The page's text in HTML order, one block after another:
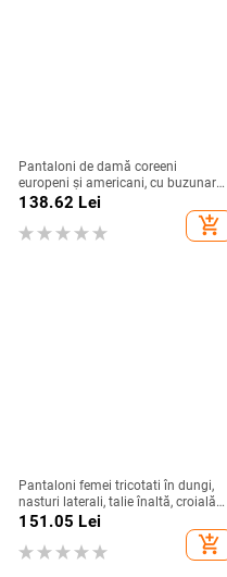
Pantaloni de damă coreeni
europeni și americani, cu buzunare
duble, casual, confortabili, colorați,
creativi, artistici, liberi, imprimare
digitală 3D
138.62 Lei
add_shopping_cart
Pantaloni femei tricotati în dungi,
nasturi laterali, talie înaltă, croială
dreaptă, lungi
151.05 Lei
add_shopping_cart